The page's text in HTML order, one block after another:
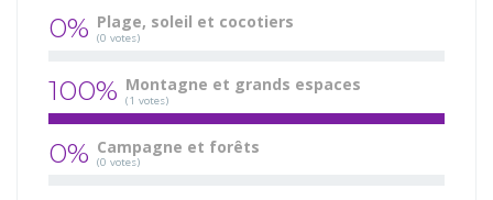
0% Plage, soleil et cocotiers
(0 votes)
100% Montagne et grands espaces
(1 votes)
0% Campagne et forêts
(0 votes)